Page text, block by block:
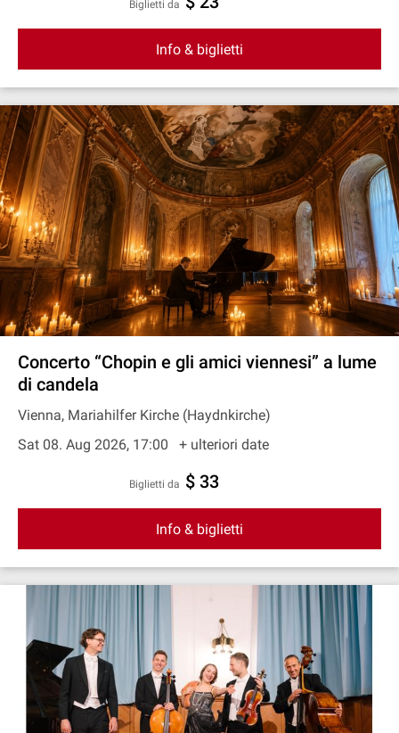
Biglietti da
Info & biglietti
Concerto “Chopin e gli amici viennesi” a lume
di candela
Vienna, Mariahilfer Kirche (Haydnkirche)
Sat 08. Aug 2026, 17:00
+ ulteriori date
Biglietti da $ 33
Info & biglietti